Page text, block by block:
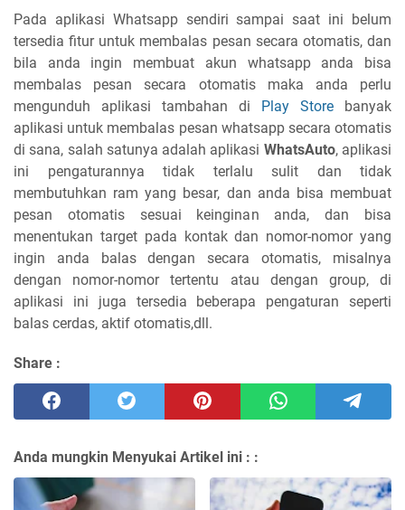
Pada aplikasi Whatsapp sendiri sampai saat ini belum
tersedia fitur untuk membalas pesan secara otomatis, dan
bila anda ingin membuat akun whatsapp anda bisa
membalas pesan secara otomatis maka anda perlu
mengunduh aplikasi tambahan di Play Store banyak
aplikasi untuk membalas pesan whatsapp secara otomatis
di sana, salah satunya adalah aplikasi WhatsAuto, aplikasi
ini pengaturannya tidak terlalu sulit dan tidak
membutuhkan ram yang besar, dan anda bisa membuat
pesan otomatis sesuai keinginan anda, dan bisa
menentukan target pada kontak dan nomor-nomor yang
ingin anda balas dengan secara otomatis, misalnya
dengan nomor-nomor tertentu atau dengan group, di
aplikasi ini juga tersedia beberapa pengaturan seperti
balas cerdas, aktif otomatis,dll.
Share :
Anda mungkin Menyukai Artikel ini : :